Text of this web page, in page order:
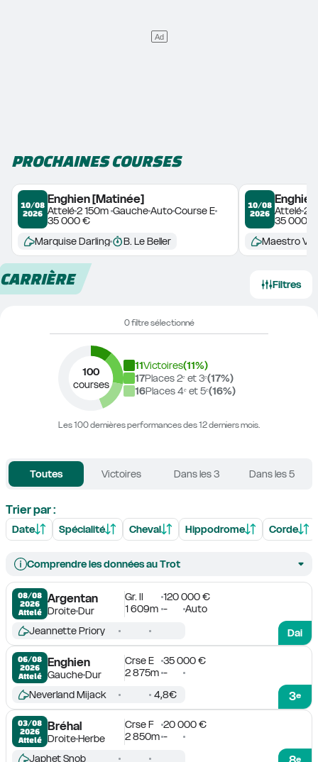
PROCHAINES COURSES
10/08
2026
Enghien [Matinée]
Attelé2 150m GaucheAutoCourse E
35 000 €
Marquise Darling
B. Le Beller
10/08
2026 Attelé2
35 000 €
Maestro Vet
CARRIÈRE Filtres
0 filtre sélectionné
100
courses
11Victoires(11%)
17Places 2ᵉ et 3ᵉ(17%)
16Places 4ᵉ et 5ᵉ(16%)
Les 100 dernières performances des 12 derniers mois.
Toutes Victoires Dans les 3 Dans les 5
Trier par :
Date Spécialité Cheval Hippodrome Corde
Comprendre les données au Trot
08/08
2026
Attelé
Argentan
DroiteDur
Gr. II
120 000 €
1 609m -
Auto
Dai
Jeannette Priory
06/08
2026
Attelé
Enghien
GaucheDur
Crse E
35 000 €
2 875m -
3e
Neverland Mijack 4,8€
03/08
2026
Attelé
Bréhal
DroiteHerbe
Crse F
20 000 €
2 850m -
e
Japhet Snob